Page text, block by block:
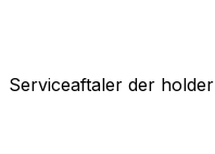
Serviceaftaler der holder